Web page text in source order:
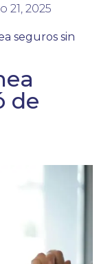
21, 2025
seguros sin
de